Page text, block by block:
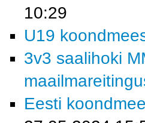
10:29
U19
3v3 saalihoki
Eesti